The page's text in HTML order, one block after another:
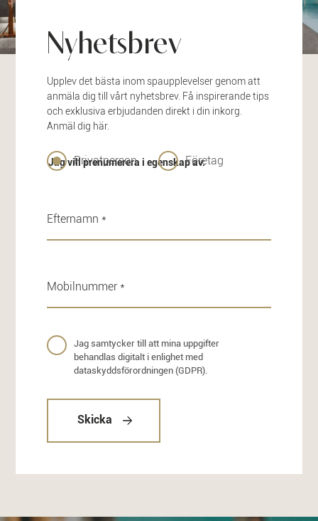
Nyhetsbrev
Upplev det bästa inom spaupplevelser genom att
anmäla dig till vårt nyhetsbrev. Få inspirerande tips
och exklusiva erbjudanden direkt i din inkorg.
Anmäl dig här.
Jag vill prenumerera i egenskap av:
Privatperson Företag
Jag samtycker till att mina uppgifter
behandlas digitalt i enlighet med
dataskyddsförordningen (GDPR).
Skicka